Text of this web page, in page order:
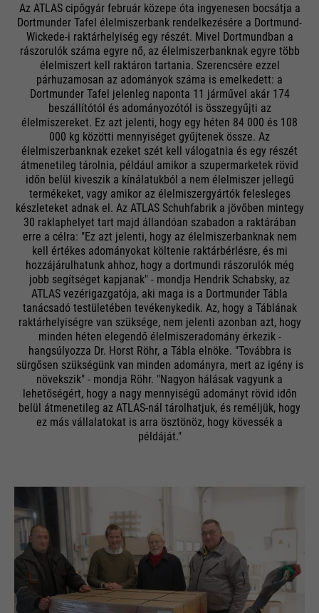
Az ATLAS cipőgyár február közepe óta ingyenesen bocsátja a
Dortmunder Tafel élelmiszerbank rendelkezésére a Dortmund-
Wickede-i raktárhelyiség egy részét. Mivel Dortmundban a
rászorulók száma egyre nő, az élelmiszerbanknak egyre több
élelmiszert kell raktáron tartania. Szerencsére ezzel
párhuzamosan az adományok száma is emelkedett: a
Dortmunder Tafel jelenleg naponta 11 járművel akár 174
beszállítótól és adományozótól is összegyűjti az
élelmiszereket. Ez azt jelenti, hogy egy héten 84 000 és 108
000 kg közötti mennyiséget gyűjtenek össze. Az
élelmiszerbanknak ezeket szét kell válogatnia és egy részét
átmenetileg tárolnia, például amikor a szupermarketek rövid
időn belül kiveszik a kínálatukból a nem élelmiszer jellegű
termékeket, vagy amikor az élelmiszergyártók felesleges
készleteket adnak el. Az ATLAS Schuhfabrik a jövőben mintegy
30 raklaphelyet tart majd állandóan szabadon a raktárában
erre a célra: "Ez azt jelenti, hogy az élelmiszerbanknak nem
kell értékes adományokat költenie raktárbérlésre, és mi
hozzájárulhatunk ahhoz, hogy a dortmundi rászorulók még
jobb segítséget kapjanak" - mondja Hendrik Schabsky, az
ATLAS vezérigazgatója, aki maga is a Dortmunder Tábla
tanácsadó testületében tevékenykedik. Az, hogy a Táblának
raktárhelyiségre van szüksége, nem jelenti azonban azt, hogy
minden héten elegendő élelmiszeradomány érkezik -
hangsúlyozza Dr. Horst Röhr, a Tábla elnöke. "Továbbra is
sürgősen szükségünk van minden adományra, mert az igény is
növekszik" - mondja Röhr. "Nagyon hálásak vagyunk a
lehetőségért, hogy a nagy mennyiségű adományt rövid időn
belül átmenetileg az ATLAS-nál tárolhatjuk, és reméljük, hogy
ez más vállalatokat is arra ösztönöz, hogy kövessék a
példáját."